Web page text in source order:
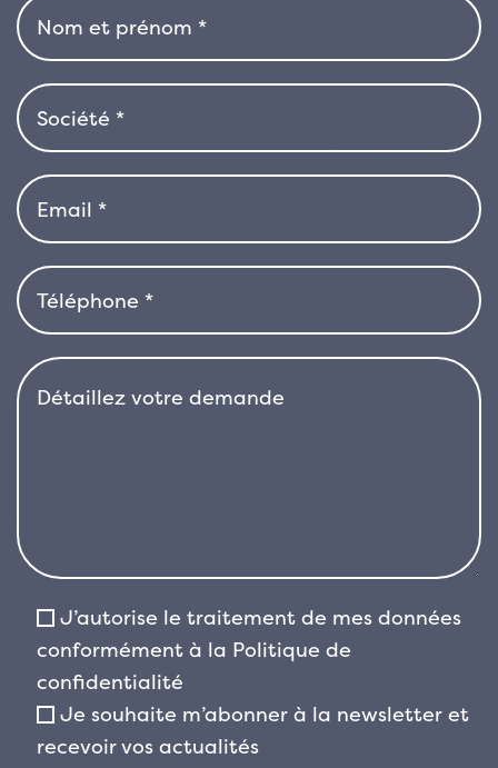
terrasses et les balcons. Le Phormium ‘Yellow
Wave’ atteint généralement une hauteur de
1,2 à 1,5 mètre, pour une largeur d’environ 1
mètre. Son port est dressé et soigné, mais
la courbure des feuilles. La plante développe
une architecture compacte et bien définie,
idéale pour créer une présence pittoresque
dans les jardins de petite ou moyenne taille.
La floraison du ‘Yellow Wave’ est rare et ne
constitue pas la principale valeur ornementale
de la plante. Si elle est présente, elle a lieu en
abondante, le feuillage reste le point fort de
ce cultivar, offrant couleur et intérêt visuel
tout au long de l’année. Le Phormium ‘Yellow
Wave’ est rustique et facile à cultiver. Adapté
aux sols bien drainés, il préfère une exposition
ensoleillée ou semi-ombragée qui met en
valeur l’éclat de sa panachure jaune. Résistant
J’autorise le traitement de mes données
conformément à la Politique de
confidentialité
Je souhaite m’abonner à la newsletter et
recevoir vos actualités